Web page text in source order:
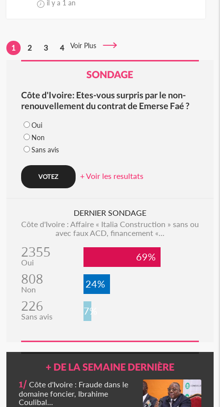
il y a 1 an
1 2 3 4 Voir Plus
SONDAGE
Côte d'Ivoire: Etes-vous surpris par le non-
renouvellement du contrat de Emerse Faé ?
Oui
Non
Sans avis
+ Voir les resultats
DERNIER SONDAGE
Côte d'Ivoire : Affaire « Italia Construction » sans ou
avec faux ACD, financement «...
2355
Oui 69%
808
Non 24%
226
Sans avis 7%
+ DE LA SEMAINE DERNIÈRE
1/ Côte d'Ivoire : Fraude dans le
domaine foncier, Ibrahime
Coulibal...